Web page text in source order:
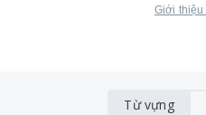
Giới thiệu
Từ vựng